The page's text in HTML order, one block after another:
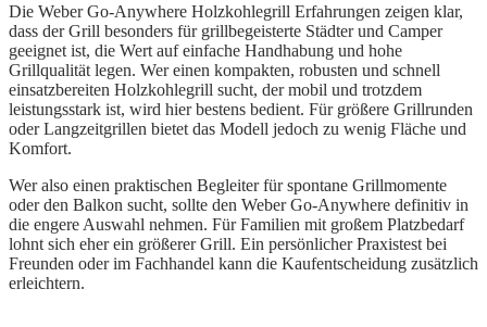
Die Weber Go-Anywhere Holzkohlegrill Erfahrungen zeigen klar,
dass der Grill besonders für grillbegeisterte Städter und Camper
geeignet ist, die Wert auf einfache Handhabung und hohe
Grillqualität legen. Wer einen kompakten, robusten und schnell
einsatzbereiten Holzkohlegrill sucht, der mobil und trotzdem
leistungsstark ist, wird hier bestens bedient. Für größere Grillrunden
oder Langzeitgrillen bietet das Modell jedoch zu wenig Fläche und
Komfort.
Wer also einen praktischen Begleiter für spontane Grillmomente
oder den Balkon sucht, sollte den Weber Go-Anywhere definitiv in
die engere Auswahl nehmen. Für Familien mit großem Platzbedarf
lohnt sich eher ein größerer Grill. Ein persönlicher Praxistest bei
Freunden oder im Fachhandel kann die Kaufentscheidung zusätzlich
erleichtern.